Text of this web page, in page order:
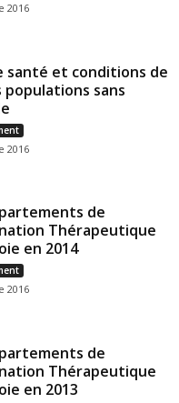
2016
santé et conditions de
populations sans
2016
de
Thérapeutique
en 2014
2016
de
Thérapeutique
en 2013